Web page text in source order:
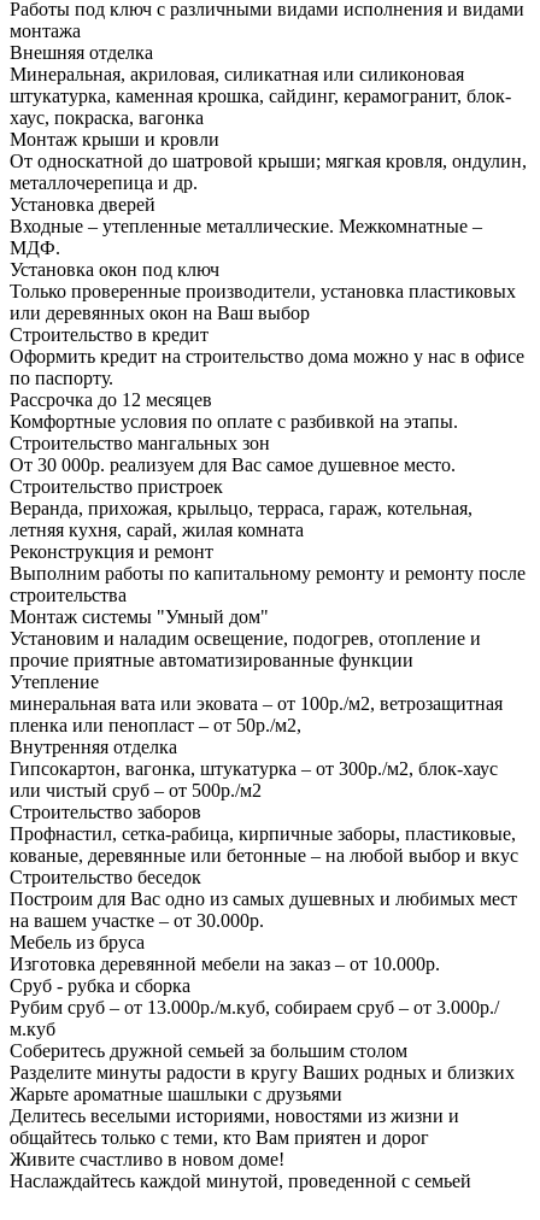
Работы под ключ с различными видами исполнения и видами
монтажа
Внешняя отделка
Минеральная, акриловая, силикатная или силиконовая
штукатурка, каменная крошка, сайдинг, керамогранит, блок-
хаус, покраска, вагонка
Монтаж крыши и кровли
От односкатной до шатровой крыши; мягкая кровля, ондулин,
металлочерепица и др.
Установка дверей
Входные – утепленные металлические. Межкомнатные –
МДФ.
Установка окон под ключ
Только проверенные производители, установка пластиковых
или деревянных окон на Ваш выбор
Строительство в кредит
Оформить кредит на строительство дома можно у нас в офисе
по паспорту.
Рассрочка до 12 месяцев
Комфортные условия по оплате с разбивкой на этапы.
Строительство мангальных зон
От 30 000р. реализуем для Вас самое душевное место.
Строительство пристроек
Веранда, прихожая, крыльцо, терраса, гараж, котельная,
летняя кухня, сарай, жилая комната
Реконструкция и ремонт
Выполним работы по капитальному ремонту и ремонту после
строительства
Монтаж системы "Умный дом"
Установим и наладим освещение, подогрев, отопление и
прочие приятные автоматизированные функции
Утепление
минеральная вата или эковата – от 100р./м2, ветрозащитная
пленка или пенопласт – от 50р./м2,
Внутренняя отделка
Гипсокартон, вагонка, штукатурка – от 300р./м2, блок-хаус
или чистый сруб – от 500р./м2
Строительство заборов
Профнастил, сетка-рабица, кирпичные заборы, пластиковые,
кованые, деревянные или бетонные – на любой выбор и вкус
Строительство беседок
Построим для Вас одно из самых душевных и любимых мест
на вашем участке – от 30.000р.
Мебель из бруса
Изготовка деревянной мебели на заказ – от 10.000р.
Сруб - рубка и сборка
Рубим сруб – от 13.000р./м.куб, собираем сруб – от 3.000р./
м.куб
Соберитесь дружной семьей за большим столом
Разделите минуты радости в кругу Ваших родных и близких
Жарьте ароматные шашлыки с друзьями
Делитесь веселыми историями, новостями из жизни и
общайтесь только с теми, кто Вам приятен и дорог
Живите счастливо в новом доме!
Наслаждайтесь каждой минутой, проведенной с семьей